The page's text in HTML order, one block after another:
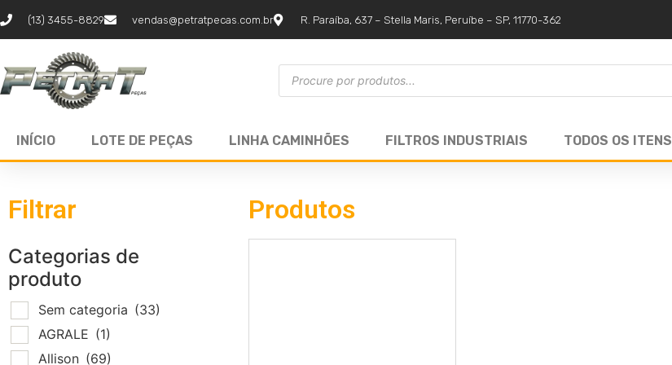
(13) 3455-8829 vendas@petratpecas.com.br R. Paraíba, 637 – Stella Maris, Peruíbe – SP, 11770-362
INÍCIO LOTE DE PEÇAS LINHA CAMINHÕES FILTROS INDUSTRIAIS TODOS OS ITENS
Filtrar
Categorias de
produto
Sem categoria (33)
AGRALE (1)
Allison (69)
Produtos